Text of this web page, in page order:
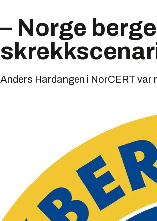
– Norge
Anders Hardangen i NorCERT var